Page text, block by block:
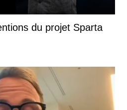
du projet Sparta